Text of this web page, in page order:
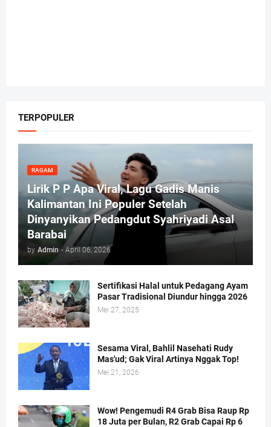
TERPOPULER
RAGAM
Lirik P P Apa Viral, Lagu Gadis Manis
Kalimantan Ini Populer Setelah
Dinyanyikan Pedangdut Syahriyadi Asal
Barabai
by Admin - April 06, 2026
Sertifikasi Halal untuk Pedagang Ayam
Pasar Tradisional Diundur hingga 2026
Mei 27, 2025
Sesama Viral, Bahlil Nasehati Rudy
Mas'ud; Gak Viral Artinya Nggak Top!
Mei 21, 2026
Wow! Pengemudi R4 Grab Bisa Raup Rp
18 Juta per Bulan, R2 Grab Capai Rp 6